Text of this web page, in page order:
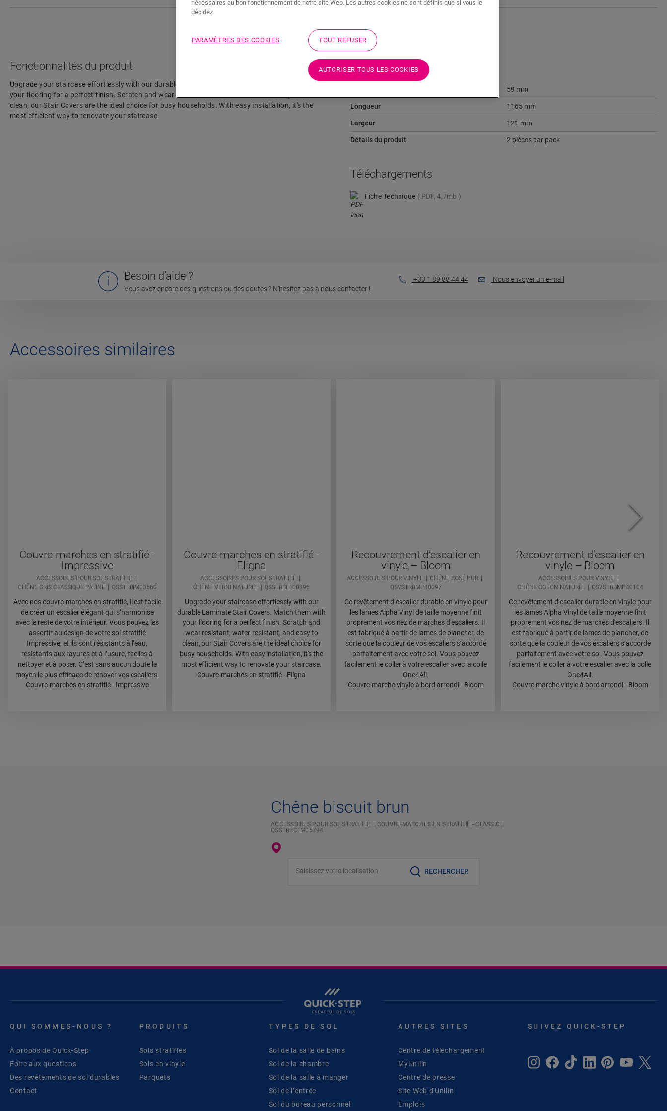
Aller directement à la section Téléchargements
Fonctionnalités du produit
Upgrade your staircase effortlessly with our durable Laminate Stair Covers. Match them with
your flooring for a perfect finish. Scratch and wear resistant, water-resistant, and easy to
clean, our Stair Covers are the ideal choice for busy households. With easy installation, it's the
most efficient way to renovate your staircase.
Dimensions
59 mm
Longueur 1165 mm
Largeur 121 mm
Détails du produit 2 pièces par pack
Téléchargements
Fiche Technique PDF, 4,7mb
Besoin d’aide ?
Vous avez encore des questions ou des doutes ? N’hésitez pas à nous contacter !
+33 1 89 88 44 44 Nous envoyer un e-mail
Accessoires similaires
Couvre-marches en stratifié -
Impressive
ACCESSOIRES POUR SOL STRATIFIÉ
CHÊNE GRIS CLASSIQUE PATINÉ
QSSTRBIM03560
Avec nos couvre-marches en stratifié, il est facile
de créer un escalier élégant qui s’harmonise
avec le reste de votre intérieur. Vous pouvez les
assortir au design de votre sol stratifié
Impressive, et ils sont résistants à l’eau,
résistants aux rayures et à l’usure, faciles à
nettoyer et à poser. C’est sans aucun doute le
moyen le plus efficace de rénover vos escaliers.
Couvre-marches en stratifié - Impressive
Couvre-marches en stratifié -
Eligna
ACCESSOIRES POUR SOL STRATIFIÉ
CHÊNE VERNI NATUREL
QSSTRBEL00896
Upgrade your staircase effortlessly with our
durable Laminate Stair Covers. Match them with
your flooring for a perfect finish. Scratch and
wear resistant, water-resistant, and easy to
clean, our Stair Covers are the ideal choice for
busy households. With easy installation, it's the
most efficient way to renovate your staircase.
Couvre-marches en stratifié - Eligna
Recouvrement d’escalier en
vinyle – Bloom
ACCESSOIRES POUR VINYLE
CHÊNE ROSÉ PUR
QSVSTRBMP40097
Ce revêtement d’escalier durable en vinyle pour
les lames Alpha Vinyl de taille moyenne finit
proprement vos nez de marches d'escaliers. Il
est fabriqué à partir de lames de plancher, de
sorte que la couleur de vos escaliers s’accorde
parfaitement avec votre sol. Vous pouvez
facilement le coller à votre escalier avec la colle
One4All.
Couvre-marche vinyle à bord arrondi - Bloom
Recouvrement d’escalier en
vinyle – Bloom
ACCESSOIRES POUR VINYLE
CHÊNE COTON NATUREL
QSVSTRBMP40104
Ce revêtement d’escalier durable en vinyle pour
les lames Alpha Vinyl de taille moyenne finit
proprement vos nez de marches d'escaliers. Il
est fabriqué à partir de lames de plancher, de
sorte que la couleur de vos escaliers s’accorde
parfaitement avec votre sol. Vous pouvez
facilement le coller à votre escalier avec la colle
One4All.
Couvre-marche vinyle à bord arrondi - Bloom
Chêne biscuit brun
ACCESSOIRES POUR SOL STRATIFIÉ
COUVRE-MARCHES EN STRATIFIÉ - CLASSIC
QSSTRBCLM05794
RECHERCHER
QUI SOMMES-NOUS ?
À propos de Quick-Step
Foire aux questions
Des revêtements de sol durables
Contact
PRODUITS
Sols stratifiés
Sols en vinyle
Parquets
TYPES DE SOL
Sol de la salle de bains
Sol de la chambre
Sol de la salle à manger
Sol de l’entrée
Sol du bureau personnel
AUTRES SITES
Centre de téléchargement
MyUnilin
Centre de presse
Site Web d'Unilin
Emplois
SUIVEZ QUICK-STEP
nécessaires au bon fonctionnement de notre site Web. Les autres cookies ne sont définis que si vous le
décidez.
PARAMÈTRES DES COOKIES TOUT REFUSER
AUTORISER TOUS LES COOKIES